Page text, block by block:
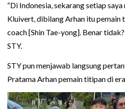
“Di Indonesia, sekarang setiap
Kluivert, dibilang Arhan itu pemain
coach [Shin Tae-yong]. Benar
STY.
STY pun menjawab langsung
Pratama Arhan pemain titipan di